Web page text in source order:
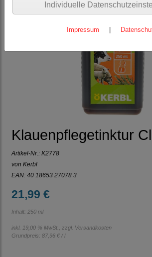
Klauenpflegetinktur
Artikel-Nr.: K2778
von Kerbl
EAN: 40 18653 27078 3
21,99 €
Inhalt: 250 ml
inkl. 19,00 % MwSt., zzgl. Versandkosten
Grundpreis: 87,96 € / l
Individuelle
Impressum